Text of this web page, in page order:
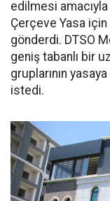
edilmesi
Çerçeve Yasa
gönderdi. DTSO
geniş tabanlı bir
gruplarının
istedi.